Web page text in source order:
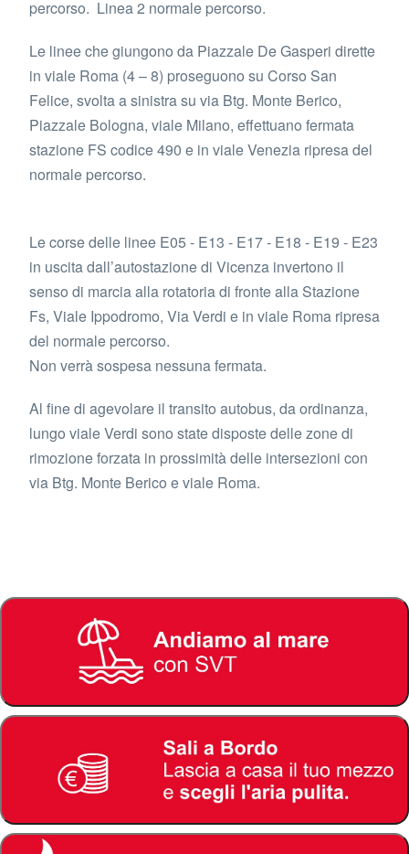
percorso. Linea 2 normale percorso.
Le linee che giungono da Piazzale De Gasperi dirette
in viale Roma (4 – 8) proseguono su Corso San
Felice, svolta a sinistra su via Btg. Monte Berico,
Piazzale Bologna, viale Milano, effettuano fermata
stazione FS codice 490 e in viale Venezia ripresa del
normale percorso.
Le corse delle linee E05 - E13 - E17 - E18 - E19 - E23
in uscita dall’autostazione di Vicenza invertono il
senso di marcia alla rotatoria di fronte alla Stazione
Fs, Viale Ippodromo, Via Verdi e in viale Roma ripresa
del normale percorso.
Non verrà sospesa nessuna fermata.
Al fine di agevolare il transito autobus, da ordinanza,
lungo viale Verdi sono state disposte delle zone di
rimozione forzata in prossimità delle intersezioni con
via Btg. Monte Berico e viale Roma.